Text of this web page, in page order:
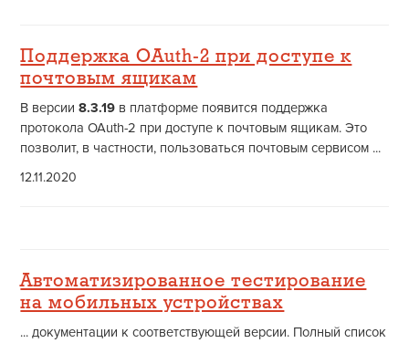
Поддержка OAuth-2 при доступе к
почтовым ящикам
В версии8.3.19 в платформе появится поддержка
протокола OAuth-2 при доступе к почтовым ящикам. Это
позволит, в частности, пользоваться почтовым сервисом ...
12.11.2020
Автоматизированное тестирование
на мобильных устройствах
... документации к соответствующей версии. Полный список